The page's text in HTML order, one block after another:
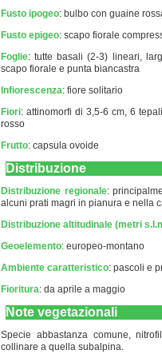
Fusto ipogeo: bulbo con guaine
Fusto epigeo: scapo fiorale
Foglie: tutte basali (2-3) lineari,
scapo fiorale e punta biancastra
Infiorescenza: fiore solitario
Fiori: attinomorfi di 3,5-6 cm, 6
rosso
Frutto: capsula ovoide
Distribuzione
Distribuzione regionale:
alcuni prati magri in pianura e nella
Distribuzione altitudinale (metri
Geoelemento: europeo-montano
Ambiente caratteristico: pascoli e
Fioritura: da aprile a maggio
Note vegetazionali
Specie abbastanza comune,
collinare a quella subalpina.